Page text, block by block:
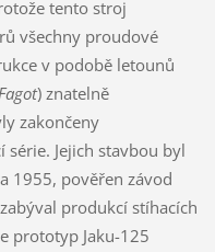
tento stroj
všechny proudové
v podobě letounů
) znatelně
zakončeny
Jejich stavbou byl
1955, pověřen závod
produkcí stíhacích
prototyp Jaku-125